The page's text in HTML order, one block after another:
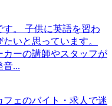
。 子供に英語を習わ
いと思っています。
ーの講師やスタッフが
音...
ェのバイト・求人で迷